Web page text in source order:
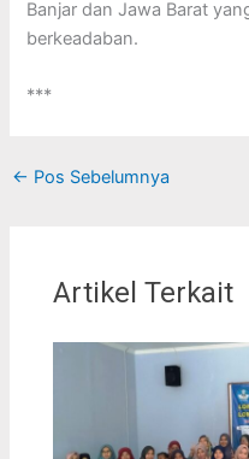
Banjar dan Jawa Barat
berkeadaban.
***
← Pos Sebelumnya
Artikel Terkait